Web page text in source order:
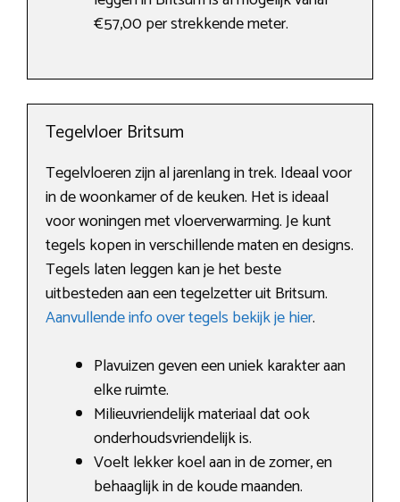
€57,00 per strekkende meter.
Tegelvloer Britsum
Tegelvloeren zijn al jarenlang in trek. Ideaal voor
in de woonkamer of de keuken. Het is ideaal
voor woningen met vloerverwarming. Je kunt
tegels kopen in verschillende maten en designs.
Tegels laten leggen kan je het beste
uitbesteden aan een tegelzetter uit Britsum.
Aanvullende info over tegels bekijk je hier.
Plavuizen geven een uniek karakter aan
elke ruimte.
Milieuvriendelijk materiaal dat ook
onderhoudsvriendelijk is.
Voelt lekker koel aan in de zomer, en
behaaglijk in de koude maanden.